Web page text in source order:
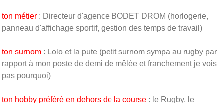
ton métier : Directeur d'agence BODET DROM (horlogerie,
panneau d'affichage sportif, gestion des temps de travail)
ton surnom : Lolo et la pute (petit surnom sympa au rugby par
rapport à mon poste de demi de mêlée et franchement je vois
pas pourquoi)
ton hobby préféré en dehors de la course : le Rugby, le